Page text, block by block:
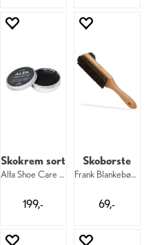
Skokrem sort
Alfa Shoe Care Polish 1100
199,-
Skobørste
Frank Blankebørste med påsmører
69,-